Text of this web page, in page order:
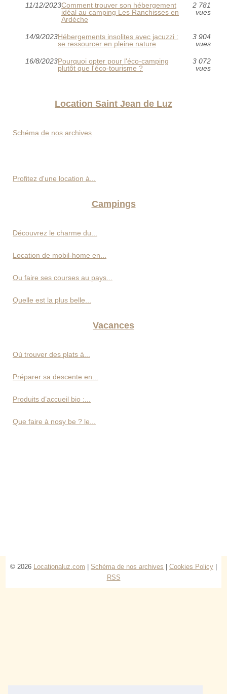
11/12/2023Comment trouver son hébergement
idéal au camping Les Ranchisses en
Ardèche
2 781
vues
14/9/2023Hébergements insolites avec jacuzzi :
se ressourcer en pleine nature
3 904
vues
16/8/2023Pourquoi opter pour l'éco-camping
plutôt que l'éco-tourisme ?
3 072
vues
Location Saint Jean de Luz
Schéma de nos archives
Profitez d'une location à...
Campings
Découvrez le charme du...
Location de mobil-home en...
Ou faire ses courses au pays...
Quelle est la plus belle...
Vacances
Où trouver des plats à...
Préparer sa descente en...
Produits d’accueil bio :...
Que faire à nosy be ? le...
© 2026 Locationaluz.com Schéma de nos archives Cookies Policy
RSS